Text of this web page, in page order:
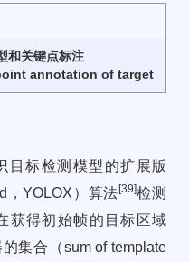
和关键点标注
annotation of target
目标检测模型的扩展版
，YOLOX）算法[39]检测
获得初始帧的目标区域
集合（sum of template